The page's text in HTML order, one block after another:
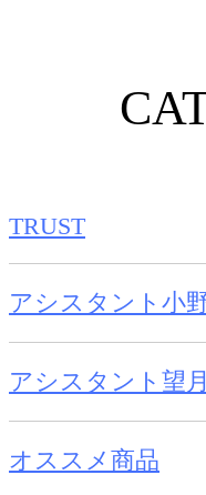
TRUST
アシスタント小
アシスタント望
オススメ商品